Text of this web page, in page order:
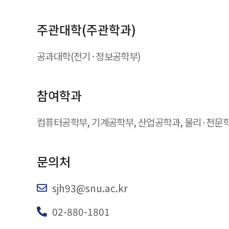
주관대학(주관학과)
공과대학(전기·정보공학부)
참여학과
컴퓨터공학부, 기계공학부, 산업공학과, 물리･천문
문의처
sjh93@snu.ac.kr
02-880-1801